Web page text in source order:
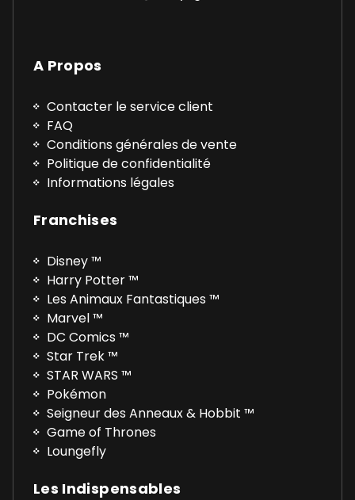
A Propos
Contacter le service client
FAQ
Conditions générales de vente
Politique de confidentialité
Informations légales
Franchises
Disney ™
Harry Potter ™
Les Animaux Fantastiques ™
Marvel ™
DC Comics ™
Star Trek ™
STAR WARS ™
Pokémon
Seigneur des Anneaux & Hobbit ™
Game of Thrones
Loungefly
Les Indispensables